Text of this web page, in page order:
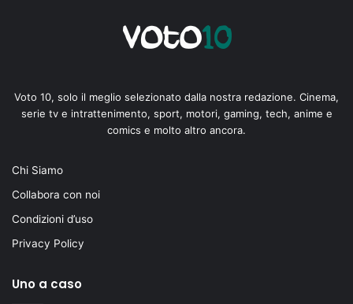
Voto 10, solo il meglio selezionato dalla nostra redazione. Cinema,
serie tv e intrattenimento, sport, motori, gaming, tech, anime e
comics e molto altro ancora.
Chi Siamo
Collabora con noi
Condizioni d’uso
Privacy Policy
Uno a caso